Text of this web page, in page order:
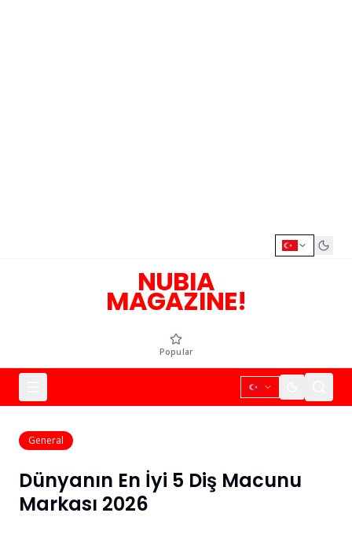
NUBIA
MAGAZINE!
Popular
General
Dünyanın En İyi 5 Diş Macunu
Markası 2026